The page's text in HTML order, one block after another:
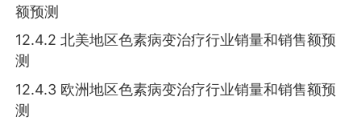
额预测
12.4.2 北美地区色素病变治疗行业销量和销售额预
测
12.4.3 欧洲地区色素病变治疗行业销量和销售额预
测